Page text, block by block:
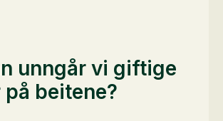
unngår vi giftige
beitene?